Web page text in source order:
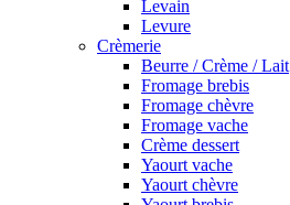
Levain
Levure
Crèmerie
Beurre / Crème / Lait
Fromage brebis
Fromage chèvre
Fromage vache
Crème dessert
Yaourt vache
Yaourt chèvre